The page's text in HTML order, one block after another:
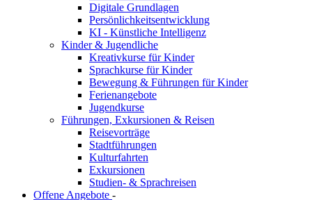
Digitale Grundlagen
Persönlichkeitsentwicklung
KI - Künstliche Intelligenz
Kinder & Jugendliche
Kreativkurse für Kinder
Sprachkurse für Kinder
Bewegung & Führungen für Kinder
Ferienangebote
Jugendkurse
Führungen, Exkursionen & Reisen
Reisevorträge
Stadtführungen
Kulturfahrten
Exkursionen
Studien- & Sprachreisen
Offene Angebote -